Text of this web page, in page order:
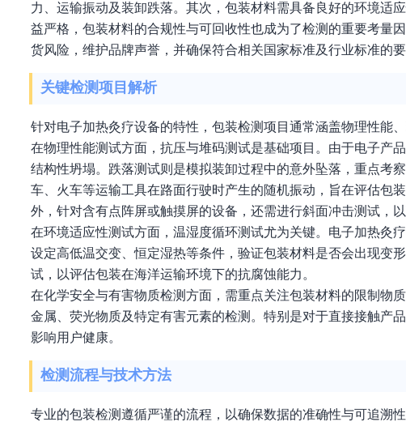
力、运输振动及装卸跌落。其次，包装材料需具备良好的环境适
益严格，包装材料的合规性与可回收性也成为了检测的重要考量
货风险，维护品牌声誉，并确保符合相关国家标准及行业标准的要
关键检测项目解析
针对电子加热灸疗设备的特性，包装检测项目通常涵盖物理性能
在物理性能测试方面，抗压与堆码测试是基础项目。由于电子产
结构性坍塌。跌落测试则是模拟装卸过程中的意外坠落，重点考
车、火车等运输工具在路面行驶时产生的随机振动，旨在评估包
外，针对含有点阵屏或触摸屏的设备，还需进行斜面冲击测试，
在环境适应性测试方面，温湿度循环测试尤为关键。电子加热灸
设定高低温交变、恒定湿热等条件，验证包装材料是否会出现变
试，以评估包装在海洋运输环境下的抗腐蚀能力。
在化学安全与有害物质检测方面，需重点关注包装材料的限制物
金属、荧光物质及特定有害元素的检测。特别是对于直接接触产
影响用户健康。
检测流程与技术方法
专业的包装检测遵循严谨的流程，以确保数据的准确性与可追溯